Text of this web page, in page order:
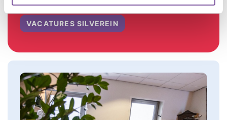
VACATURES SILVEREIN
Afbeeldingen